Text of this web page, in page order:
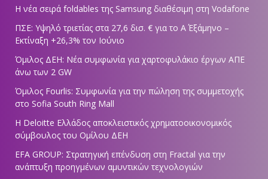
Η νέα σειρά foldables της Samsung διαθέσιμη στη Vodafone
ΠΣΕ: Υψηλό τριετίας στα 27,6 δισ. € για το Α΄ Εξάμηνο –
Εκτίναξη +26,3% τον Ιούνιο
Όμιλος ΔΕΗ: Νέα συμφωνία για χαρτοφυλάκιο έργων ΑΠΕ
άνω των 2 GW
Όμιλος Fourlis: Συμφωνία για την πώληση της συμμετοχής
στο Sofia South Ring Mall
Η Deloitte Ελλάδος αποκλειστικός χρηματοοικονομικός
σύμβουλος του Ομίλου ΔΕΗ
EFA GROUP: Στρατηγική επένδυση στη Fractal για την
ανάπτυξη προηγμένων αμυντικών τεχνολογιών